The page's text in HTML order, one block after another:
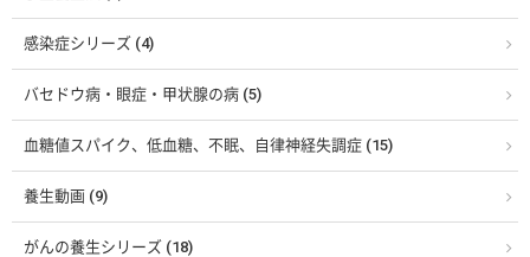
感染症シリーズ (4)
バセドウ病・眼症・甲状腺の病 (5)
血糖値スパイク、低血糖、不眠、自律神経失調症 (15)
養生動画 (9)
がんの養生シリーズ (18)